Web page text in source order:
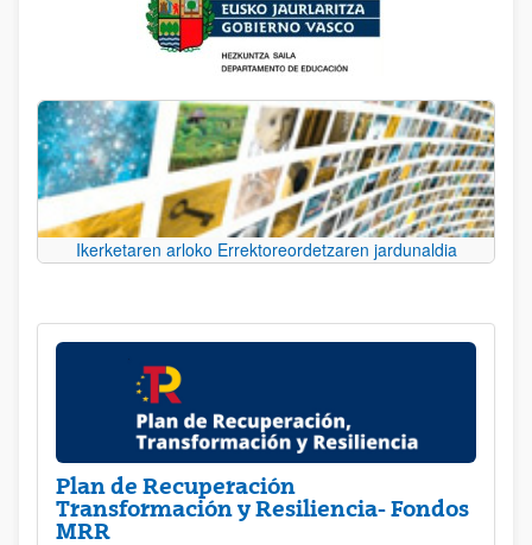
Ikerketaren arloko Errektoreordetzaren jardunaldia
Plan de Recuperación
Transformación y Resiliencia- Fondos
MRR